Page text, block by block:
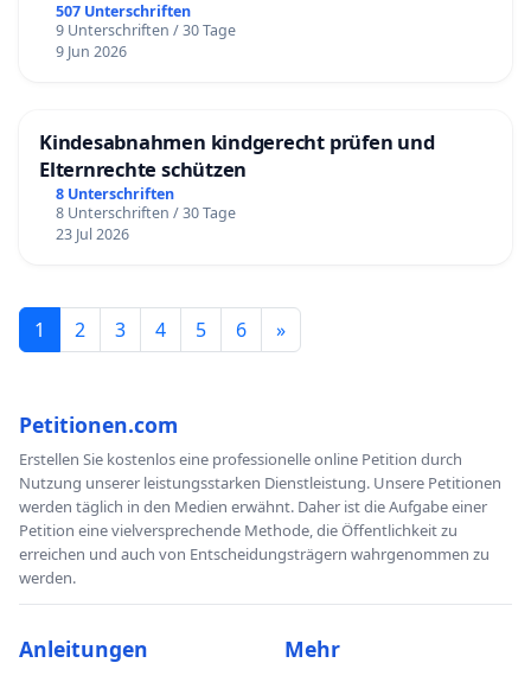
507 Unterschriften
9 Unterschriften / 30 Tage
9 Jun 2026
Kindesabnahmen kindgerecht prüfen und
Elternrechte schützen
8 Unterschriften
8 Unterschriften / 30 Tage
23 Jul 2026
1 2 3 4 5 6 »
Petitionen.com
Erstellen Sie kostenlos eine professionelle online Petition durch
Nutzung unserer leistungsstarken Dienstleistung. Unsere Petitionen
werden täglich in den Medien erwähnt. Daher ist die Aufgabe einer
Petition eine vielversprechende Methode, die Öffentlichkeit zu
erreichen und auch von Entscheidungsträgern wahrgenommen zu
werden.
Anleitungen Mehr